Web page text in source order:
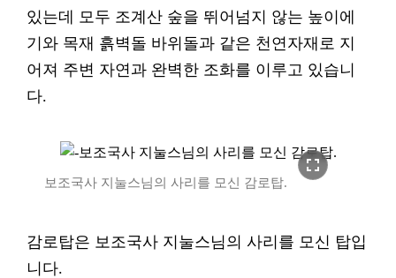
있는데 모두 조계산 숲을 뛰어넘지 않는 높이에
기와 목재 흙벽돌 바위돌과 같은 천연자재로 지
어져 주변 자연과 완벽한 조화를 이루고 있습니
다.
fullscreen
보조국사 지눌스님의 사리를 모신 감로탑.
감로탑은 보조국사 지눌스님의 사리를 모신 탑입
니다.